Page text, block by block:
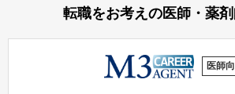
転職をお考えの医師・薬
医師